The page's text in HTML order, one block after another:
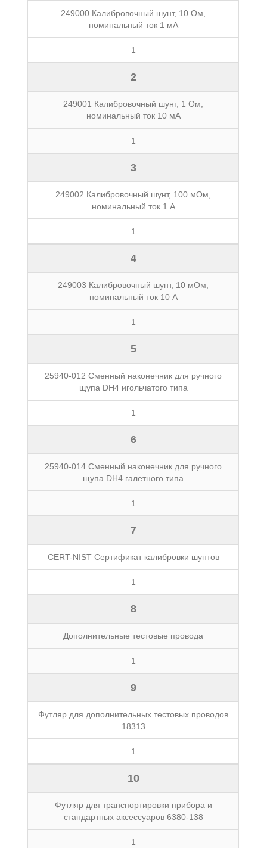
249000 Калибровочный шунт, 10 Ом,
номинальный ток 1 мА
1
2
249001 Калибровочный шунт, 1 Ом,
номинальный ток 10 мА
1
3
249002 Калибровочный шунт, 100 мОм,
номинальный ток 1 А
1
4
249003 Калибровочный шунт, 10 мОм,
номинальный ток 10 А
1
5
25940-012 Сменный наконечник для ручного
щупа DH4 игольчатого типа
1
6
25940-014 Сменный наконечник для ручного
щупа DH4 галетного типа
1
7
CERT-NIST Сертификат калибровки шунтов
1
8
Дополнительные тестовые провода
1
9
Футляр для дополнительных тестовых проводов
18313
1
10
Футляр для транспортировки прибора и
стандартных аксессуаров 6380-138
1